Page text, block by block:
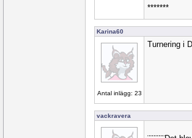
*******
Karina60
Antal inlägg: 23
Turnering i
vackravera